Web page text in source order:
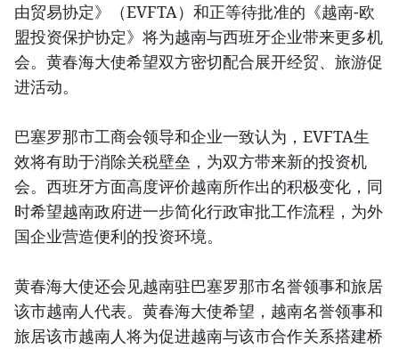
由贸易协定》（EVFTA）和正等待批准的《越南-欧
盟投资保护协定》将为越南与西班牙企业带来更多机
会。黄春海大使希望双方密切配合展开经贸、旅游促
进活动。
巴塞罗那市工商会领导和企业一致认为，EVFTA生
效将有助于消除关税壁垒，为双方带来新的投资机
会。西班牙方面高度评价越南所作出的积极变化，同
时希望越南政府进一步简化行政审批工作流程，为外
国企业营造便利的投资环境。
黄春海大使还会见越南驻巴塞罗那市名誉领事和旅居
该市越南人代表。黄春海大使希望，越南名誉领事和
旅居该市越南人将为促进越南与该市合作关系搭建桥